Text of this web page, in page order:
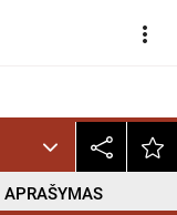
more_vert
APRAŠYMAS